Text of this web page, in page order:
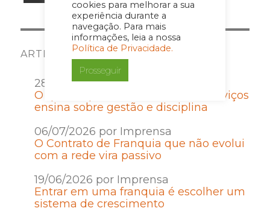
cookies para melhorar a sua
experiência durante a
navegação. Para mais
informações, leia a nossa
Política de Privacidade.
Prosseguir
ARTIGOS E COLUNISTAS
28/07/2026 por Imprensa
O que empreender no setor de serviços
ensina sobre gestão e disciplina
06/07/2026 por Imprensa
O Contrato de Franquia que não evolui
com a rede vira passivo
19/06/2026 por Imprensa
Entrar em uma franquia é escolher um
sistema de crescimento